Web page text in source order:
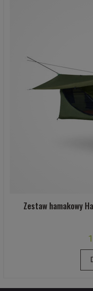
Zestaw hamakowy